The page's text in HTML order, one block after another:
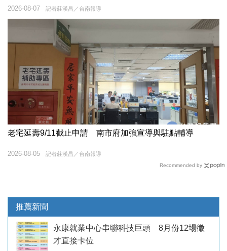
記者莊漢昌／台南報導
2026-08-07
老宅延壽9/11截止申請 南市府加強宣導與駐點輔導
記者莊漢昌／台南報導
2026-08-05
Recommended by
推薦新聞
永康就業中心串聯科技巨頭 8月份12場徵
才直接卡位